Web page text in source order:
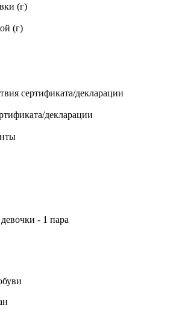
(г)
(г)
сертификата/декларации
декларации
- 1 пара